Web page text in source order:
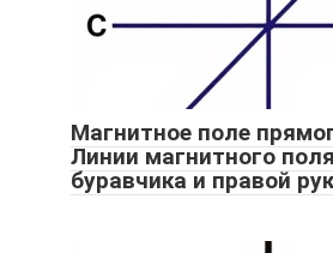
Магнитное поле
Линии магнитного
буравчика и правой